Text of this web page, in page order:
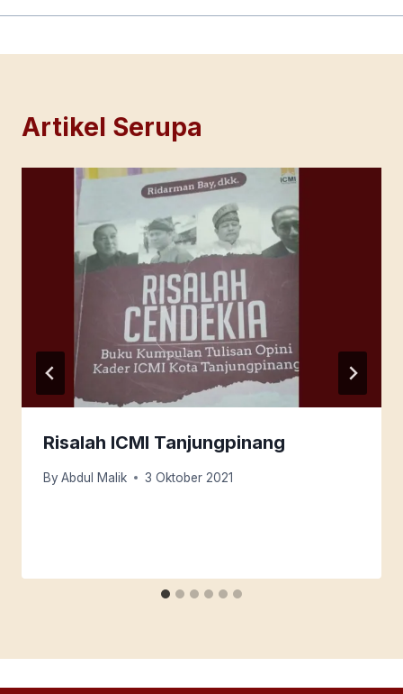
Artikel Serupa
Risalah ICMI Tanjungpinang
By Abdul Malik 3 Oktober 2021